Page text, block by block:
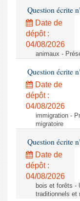
Question écrite
Date de
dépôt :
04/08/2026
animaux -
Question écrite
Date de
dépôt :
04/08/2026
immigration -
migratoire
Question écrite
Date de
dépôt :
04/08/2026
bois et forêts -
traditionnels et